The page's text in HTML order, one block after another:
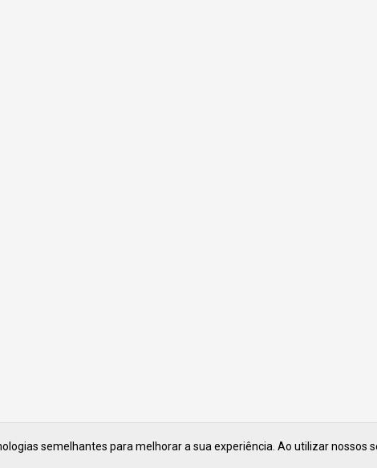
semelhantes para melhorar a sua experiência. Ao utilizar nossos